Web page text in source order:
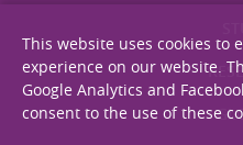
This website uses cookies to
experience on our website.
Google Analytics and
consent to the use of these